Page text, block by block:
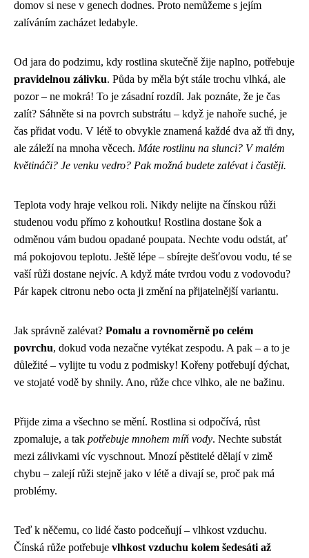
domov si nese v genech dodnes. Proto nemůžeme s jejím
zalíváním zacházet ledabyle.
Od jara do podzimu, kdy rostlina skutečně žije naplno, potřebuje
pravidelnou zálivku. Půda by měla být stále trochu vlhká, ale
pozor – ne mokrá! To je zásadní rozdíl. Jak poznáte, že je čas
zalít? Sáhněte si na povrch substrátu – když je nahoře suché, je
čas přidat vodu. V létě to obvykle znamená každé dva až tři dny,
ale záleží na mnoha věcech. Máte rostlinu na slunci? V malém
květináči? Je venku vedro? Pak možná budete zalévat i častěji.
Teplota vody hraje velkou roli. Nikdy nelijte na čínskou růži
studenou vodu přímo z kohoutku! Rostlina dostane šok a
odměnou vám budou opadané poupata. Nechte vodu odstát, ať
má pokojovou teplotu. Ještě lépe – sbírejte dešťovou vodu, té se
vaší růži dostane nejvíc. A když máte tvrdou vodu z vodovodu?
Pár kapek citronu nebo octa ji změní na přijatelnější variantu.
Jak správně zalévat? Pomalu a rovnoměrně po celém
povrchu, dokud voda nezačne vytékat zespodu. A pak – a to je
důležité – vylijte tu vodu z podmisky! Kořeny potřebují dýchat,
ve stojaté vodě by shnily. Ano, růže chce vlhko, ale ne bažinu.
Přijde zima a všechno se mění. Rostlina si odpočívá, růst
zpomaluje, a tak potřebuje mnohem míň vody. Nechte substát
mezi zálivkami víc vyschnout. Mnozí pěstitelé dělají v zimě
chybu – zalejí růži stejně jako v létě a divají se, proč pak má
problémy.
Teď k něčemu, co lidé často podceňují – vlhkost vzduchu.
Čínská růže potřebuje vlhkost vzduchu kolem šedesáti až